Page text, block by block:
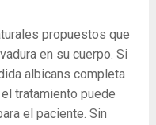
propuestos que
en su cuerpo. Si
albicans completa
tratamiento puede
el paciente. Sin